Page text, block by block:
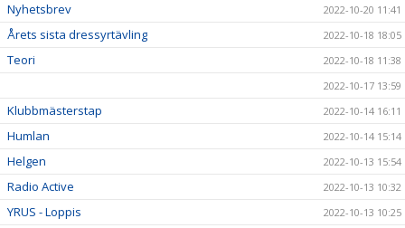
Nyhetsbrev 2022-10-20 11:41
Årets sista dressyrtävling 2022-10-18 18:05
Teori
2022-10-18 11:38
2022-10-17 13:59
Klubbmästerstap 2022-10-14 16:11
Humlan 2022-10-14 15:14
Helgen 2022-10-13 15:54
Radio Active 2022-10-13 10:32
YRUS - Loppis 2022-10-13 10:25